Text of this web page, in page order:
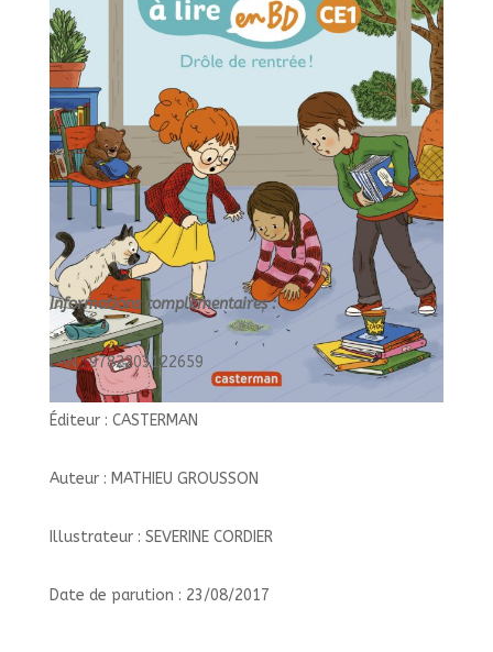
BD
Informations complémentaires :
EAN : 9782203122659
Éditeur : CASTERMAN
Auteur : MATHIEU GROUSSON
Illustrateur : SEVERINE CORDIER
Date de parution : 23/08/2017